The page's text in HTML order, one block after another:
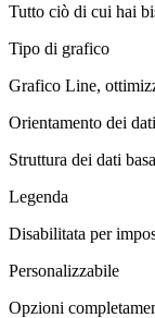
Tutto ciò di cui hai
Tipo di grafico
Grafico Line,
Orientamento dei dati
Struttura dei dati
Legenda
Disabilitata per
Personalizzabile
Opzioni